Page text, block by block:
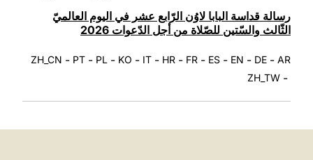
رسالة قداسة البابا لاوُن الرّابع عشر في اليوم العالميّ
الثّالث والسّتين للصّلاة من أجل الدّعوات 2026
AR
-
DE
-
EN
-
ES
-
FR
-
HR
-
IT
-
KO
-
PL
-
PT
-
ZH_CN
-
ZH_TW